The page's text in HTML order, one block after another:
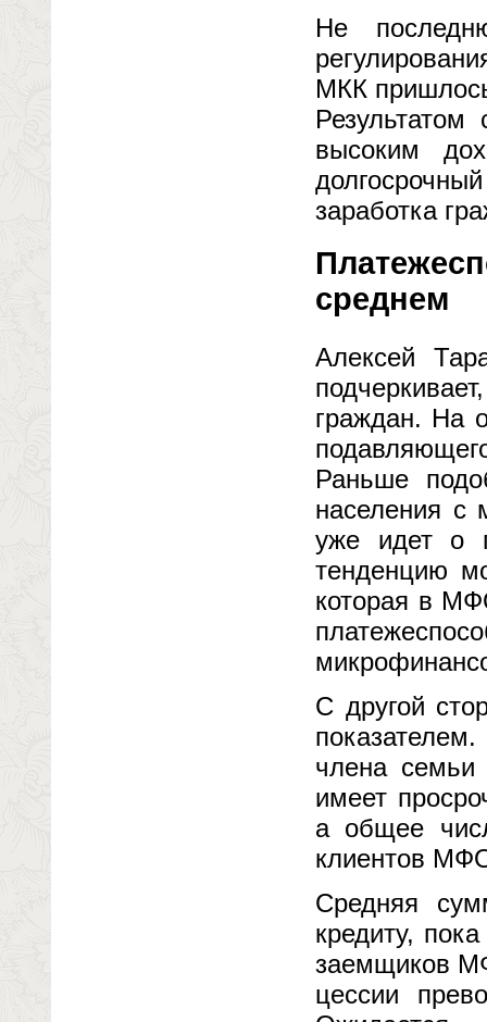
Не
МКК
высоким
заработка
среднем
Алексей
граждан. На
Раньше
населения с
уже идет о
тенденцию
которая в
С другой
члена
имеет
а общее
клиентов
Средняя
кредиту,
заемщиков
цессии